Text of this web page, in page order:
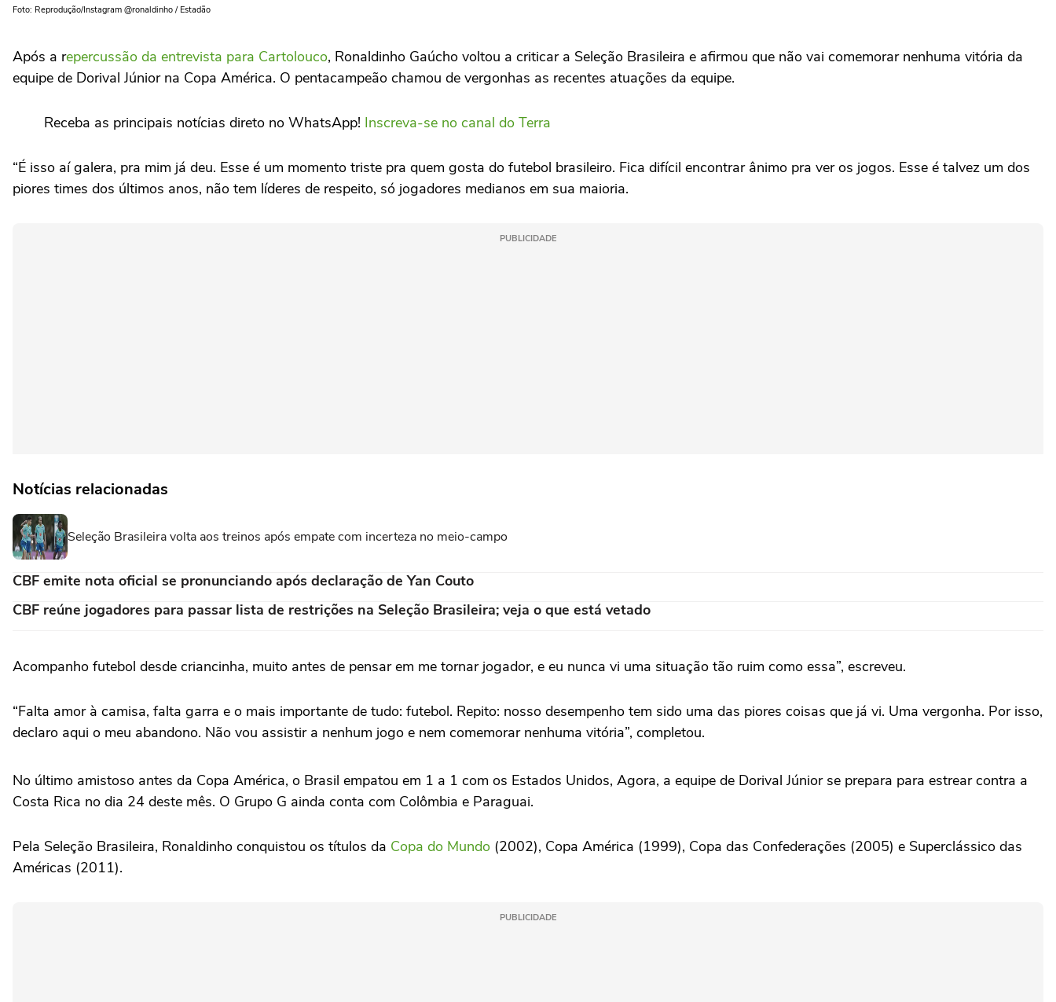
Foto: Reprodução/Instagram @ronaldinho / Estadão
Após a repercussão da entrevista para Cartolouco, Ronaldinho Gaúcho voltou a criticar a Seleção Brasileira e afirmou que não vai comemorar nenhuma vitória da
equipe de Dorival Júnior na Copa América. O pentacampeão chamou de vergonhas as recentes atuações da equipe.
Receba as principais notícias direto no WhatsApp! Inscreva-se no canal do Terra
“É isso aí galera, pra mim já deu. Esse é um momento triste pra quem gosta do futebol brasileiro. Fica difícil encontrar ânimo pra ver os jogos. Esse é talvez um dos
piores times dos últimos anos, não tem líderes de respeito, só jogadores medianos em sua maioria.
PUBLICIDADE
Notícias relacionadas
Seleção Brasileira volta aos treinos após empate com incerteza no meio-campo
CBF emite nota oficial se pronunciando após declaração de Yan Couto
CBF reúne jogadores para passar lista de restrições na Seleção Brasileira; veja o que está vetado
Acompanho futebol desde criancinha, muito antes de pensar em me tornar jogador, e eu nunca vi uma situação tão ruim como essa”, escreveu.
“Falta amor à camisa, falta garra e o mais importante de tudo: futebol. Repito: nosso desempenho tem sido uma das piores coisas que já vi. Uma vergonha. Por isso,
declaro aqui o meu abandono. Não vou assistir a nenhum jogo e nem comemorar nenhuma vitória”, completou.
No último amistoso antes da Copa América, o Brasil empatou em 1 a 1 com os Estados Unidos, Agora, a equipe de Dorival Júnior se prepara para estrear contra a
Costa Rica no dia 24 deste mês. O Grupo G ainda conta com Colômbia e Paraguai.
Pela Seleção Brasileira, Ronaldinho conquistou os títulos da Copa do Mundo (2002), Copa América (1999), Copa das Confederações (2005) e Superclássico das
Américas (2011).
PUBLICIDADE